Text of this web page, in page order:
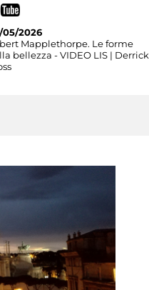
05/2026
Mapplethorpe. Le forme
bellezza - VIDEO LIS | Derrick